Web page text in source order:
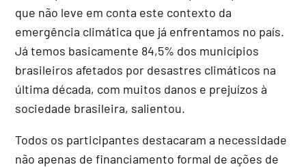
que não leve em conta este contexto da
emergência climática que já enfrentamos no país.
Já temos basicamente 84,5% dos municípios
brasileiros afetados por desastres climáticos na
última década, com muitos danos e prejuízos à
sociedade brasileira, salientou.
Todos os participantes destacaram a necessidade
não apenas de financiamento formal de ações de